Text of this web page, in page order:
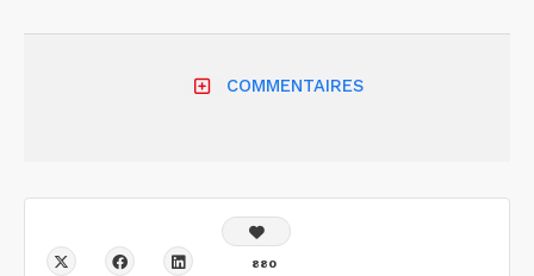
COMMENTAIRES
880